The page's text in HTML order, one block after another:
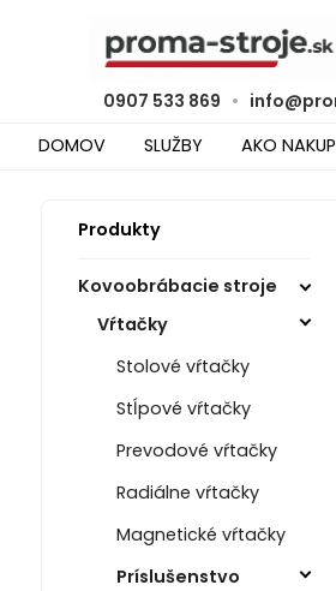
0907 533 869 •
DOMOV SLUŽBY AKO
Produkty
Kovoobrábacie stroje
Vŕtačky
Stolové vŕtačky
Stĺpové vŕtačky
Prevodové vŕtačky
Radiálne vŕtačky
Magnetické vŕtačky
Príslušenstvo